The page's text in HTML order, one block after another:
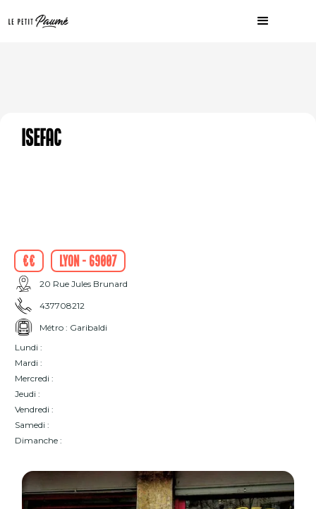
ISEFAC
€€ Lyon - 69007
20 Rue Jules Brunard
437708212
Métro : Garibaldi
Lundi :
Mardi :
Mercredi :
Jeudi :
Vendredi :
Samedi :
Dimanche :